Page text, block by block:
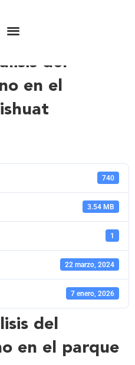
del
en el
740
3.54 MB
1
22 marzo, 2024
7 enero, 2026
del
en el parque